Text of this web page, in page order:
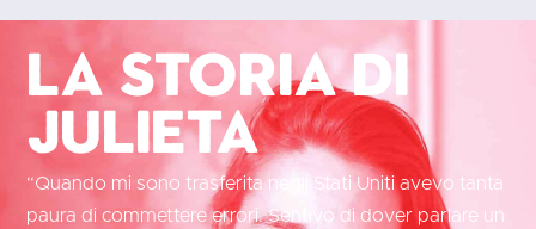
La storia di
Julieta
“Quando mi sono trasferita negli Stati Uniti avevo tanta
paura di commettere errori. Sentivo di dover parlare un